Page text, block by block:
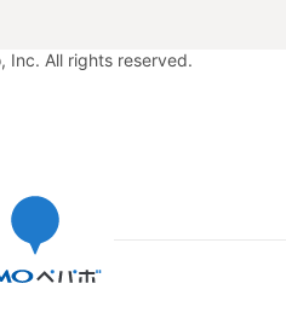
Inc. All rights reserved.